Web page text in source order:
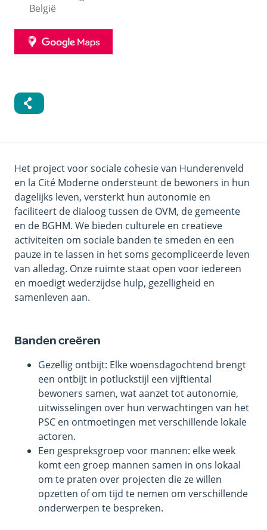
België
GOOGLE
Het project voor sociale cohesie van Hunderenveld
en la Cité Moderne ondersteunt de bewoners in hun
dagelijks leven, versterkt hun autonomie en
faciliteert de dialoog tussen de OVM, de gemeente
en de BGHM. We bieden culturele en creatieve
activiteiten om sociale banden te smeden en een
pauze in te lassen in het soms gecompliceerde leven
van alledag. Onze ruimte staat open voor iedereen
en moedigt wederzijdse hulp, gezelligheid en
samenleven aan.
Banden creëren
Gezellig ontbijt: Elke woensdagochtend brengt
een ontbijt in potluckstijl een vijftiental
bewoners samen, wat aanzet tot autonomie,
uitwisselingen over hun verwachtingen van het
PSC en ontmoetingen met verschillende lokale
actoren.
Een gespreksgroep voor mannen: elke week
komt een groep mannen samen in ons lokaal
om te praten over projecten die ze willen
opzetten of om tijd te nemen om verschillende
onderwerpen te bespreken.